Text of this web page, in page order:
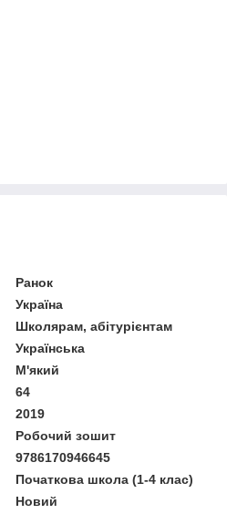
Ранок
Україна
Школярам, абітурієнтам
Українська
М'який
64
2019
Робочий зошит
9786170946645
Початкова школа (1-4 клас)
Новий